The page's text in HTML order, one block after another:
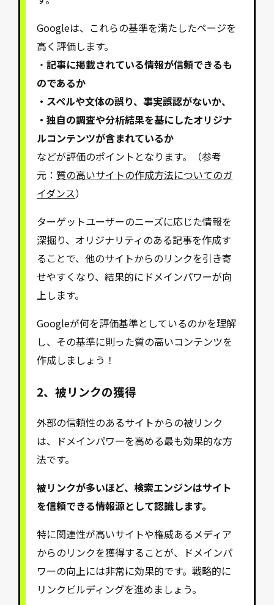
Googleは、これらの基準を満たしたページを
高く評価します。
・記事に掲載されている情報が信頼できるも
のであるか
・スペルや文体の誤り、事実誤認がないか、
・独自の調査や分析結果を基にしたオリジナ
ルコンテンツが含まれているか
などが評価のポイントとなります。（参考
元：質の高いサイトの作成方法についてのガ
イダンス）
ターゲットユーザーのニーズに応じた情報を
深掘り、オリジナリティのある記事を作成す
ることで、他のサイトからのリンクを引き寄
せやすくなり、結果的にドメインパワーが向
上します。
Googleが何を評価基準としているのかを理解
し、その基準に則った質の高いコンテンツを
作成しましょう！
2、被リンクの獲得
外部の信頼性のあるサイトからの被リンク
は、ドメインパワーを高める最も効果的な方
法です。
被リンクが多いほど、検索エンジンはサイト
を信頼できる情報源として認識します。
特に関連性が高いサイトや権威あるメディア
からのリンクを獲得することが、ドメインパ
ワーの向上には非常に効果的です。戦略的に
リンクビルディングを進めましょう。